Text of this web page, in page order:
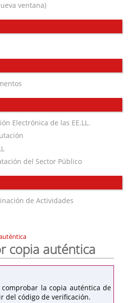
ventana)
Electrónica de las EE.LL.
del Sector Público
de Actividades
copia auténtica
la copia auténtica de
del código de verificación.